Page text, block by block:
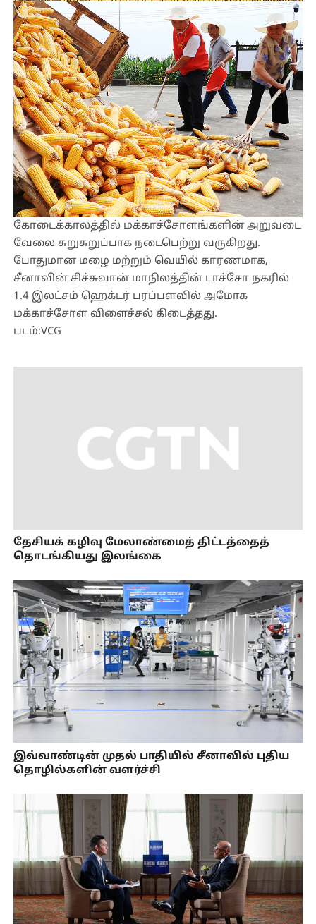
கோடைக்காலத்தில் மக்காச்சோளங்களின் அறுவடை
வேலை சுறுசுறுப்பாக நடைபெற்று வருகிறது.
போதுமான மழை மற்றும் வெயில் காரணமாக,
சீனாவின் சிச்சுவான் மாநிலத்தின் டாச்சோ நகரில்
1.4 இலட்சம் ஹெக்டர் பரப்பளவில் அமோக
மக்காச்சோள விளைச்சல் கிடைத்தது.
படம்:VCG
தேசியக் கழிவு மேலாண்மைத் திட்டத்தைத்
தொடங்கியது இலங்கை
இவ்வாண்டின் முதல் பாதியில் சீனாவில் புதிய
தொழில்களின் வளர்ச்சி